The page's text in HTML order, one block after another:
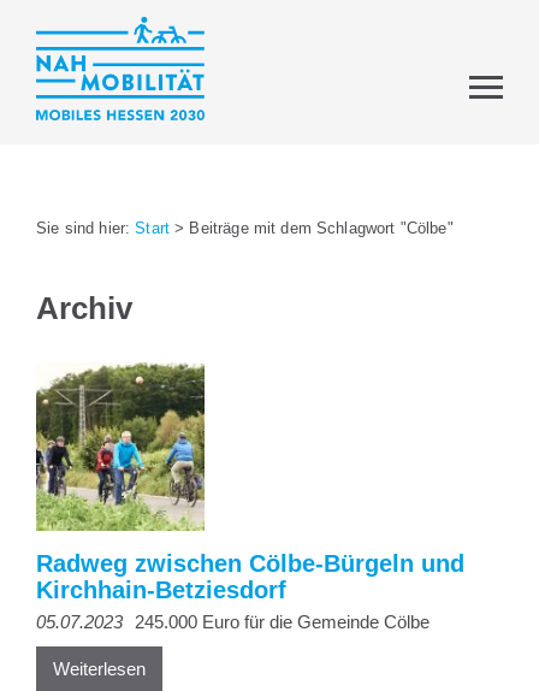
Sie sind hier:Start > Beiträge mit dem Schlagwort "Cölbe"
Archiv
Radweg zwischen Cölbe-Bürgeln und
Kirchhain-Betziesdorf
05.07.2023 245.000 Euro für die Gemeinde Cölbe
Weiterlesen